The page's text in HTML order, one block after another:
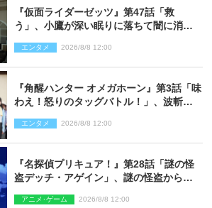
『仮面ライダーゼッツ』第47話「救
う」、小鷹が深い眠りに落ちて闇に消え
エンタメ 2026/8/8 12:00
『角醒ハンター オメガホーン』第3話「味
わえ！怒りのタッグバトル！」、波斬の
エンタメ 2026/8/8 12:00
『名探偵プリキュア！』第28話「謎の怪
盗デッチ・アゲイン」、謎の怪盗から不
アニメ･ゲーム 2026/8/8 12:00